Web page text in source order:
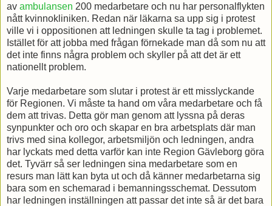
av ambulansen 200 medarbetare och nu har personalflykten
nått kvinnokliniken. Redan när läkarna sa upp sig i protest
ville vi i oppositionen att ledningen skulle ta tag i problemet.
Istället för att jobba med frågan förnekade man då som nu att
det inte finns några problem och skyller på att det är ett
nationellt problem.
Varje medarbetare som slutar i protest är ett misslyckande
för Regionen. Vi måste ta hand om våra medarbetare och få
dem att trivas. Detta gör man genom att lyssna på deras
synpunkter och oro och skapar en bra arbetsplats där man
trivs med sina kollegor, arbetsmiljön och ledningen, andra
har lyckats med detta varför kan inte Region Gävleborg göra
det. Tyvärr så ser ledningen sina medarbetare som en
resurs man lätt kan byta ut och då känner medarbetarna sig
bara som en schemarad i bemanningsschemat. Dessutom
har ledningen inställningen att passar det inte så är det bara